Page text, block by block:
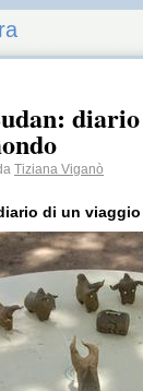
Tiziana Viganò
di un